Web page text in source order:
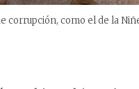
corrupción, como el de la